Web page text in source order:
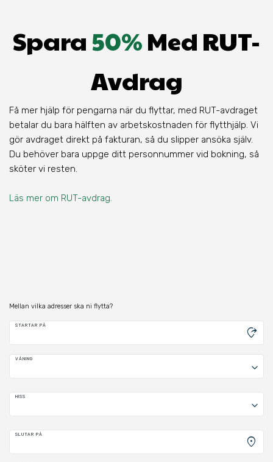
Spara50%Med RUT-
Avdrag
Få mer hjälp för pengarna när du flyttar, med RUT-avdraget
betalar du bara hälften av arbetskostnaden för flytthjälp. Vi
gör avdraget direkt på fakturan, så du slipper ansöka själv.
Du behöver bara uppge ditt personnummer vid bokning, så
sköter vi resten.
Läs mer om RUT-avdrag.
Mellan vilka adresser ska ni flytta?
STARTAR PÅ
moved_location
VÅNING
keyboard_arrow_down
HISS
keyboard_arrow_down
SLUTAR PÅ
location_on